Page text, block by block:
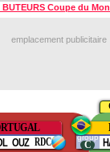
Coupe du
emplacement publicitaire
RDC
OUZ group
C